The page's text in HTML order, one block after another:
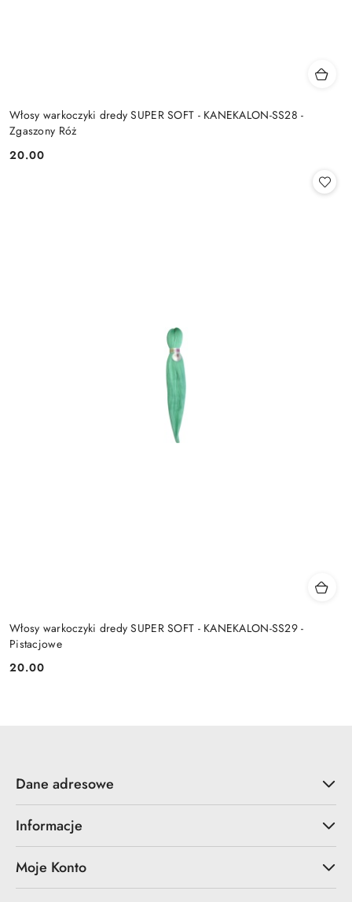
Włosy warkoczyki dredy SUPER SOFT - KANEKALON-SS28 -
Zgaszony Róż
Cena:
20.00
Włosy warkoczyki dredy SUPER SOFT - KANEKALON-SS29 -
Pistacjowe
Cena:
20.00
Dane adresowe
Informacje
Moje Konto